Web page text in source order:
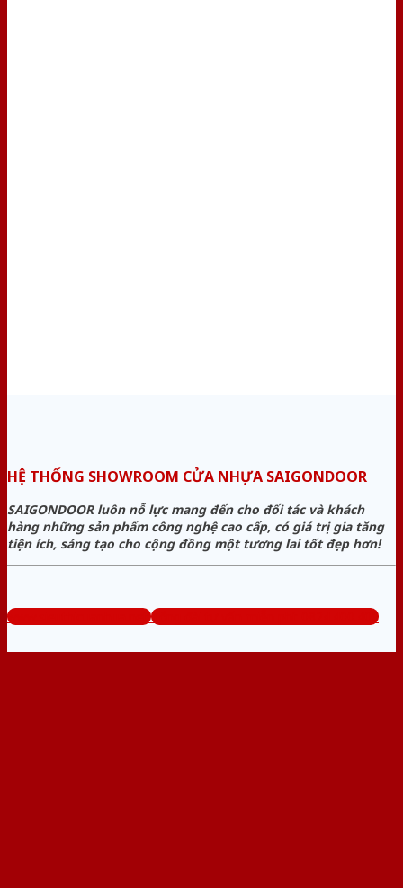
HỆ THỐNG SHOWROOM CỬA NHỰA SAIGONDOOR
SAIGONDOOR luôn nỗ lực mang đến cho đối tác và khách
hàng những sản phẩm công nghệ cao cấp, có giá trị gia tăng
tiện ích, sáng tạo cho cộng đồng một tương lai tốt đẹp hơn!
www.sieuthicuanhua.net Tổng đài tư vấn miễn phí: 0824.400.400